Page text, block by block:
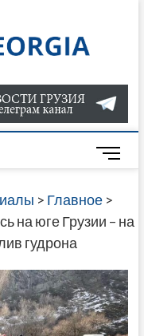
О
В
ГРУЗИИ
САЙТЕ
M
e
n
u
t
t
o
> Главное>
на юге Грузии – на
гудрона